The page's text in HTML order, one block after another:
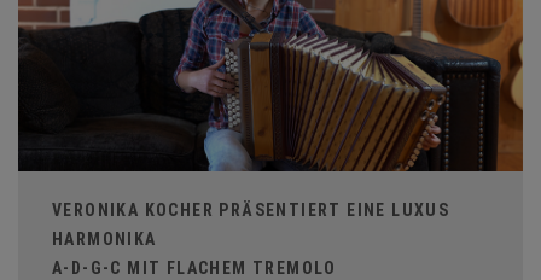
VERONIKA KOCHER PRÄSENTIERT EINE LUXUS
HARMONIKA
A-D-G-C MIT FLACHEM TREMOLO